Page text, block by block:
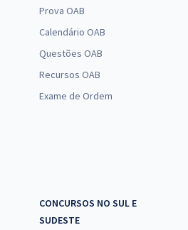
Prova OAB
Calendário OAB
Questões OAB
Recursos OAB
Exame de Ordem
CONCURSOS NO SUL E
SUDESTE